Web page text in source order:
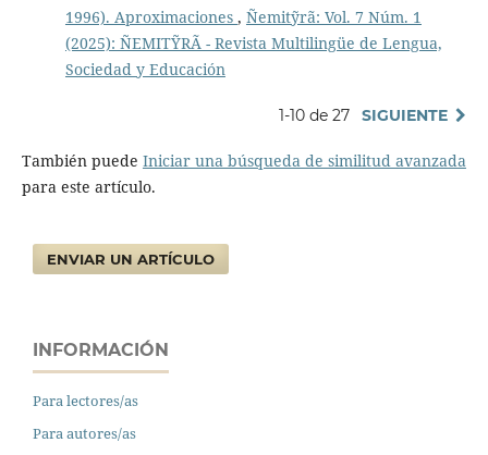
1996). Aproximaciones , Ñemitỹrã: Vol. 7 Núm. 1
(2025): ÑEMITỸRÃ - Revista Multilingüe de Lengua,
Sociedad y Educación
1-10 de 27 SIGUIENTE
También puede Iniciar una búsqueda de similitud avanzada
para este artículo.
ENVIAR UN ARTÍCULO
INFORMACIÓN
Para lectores/as
Para autores/as